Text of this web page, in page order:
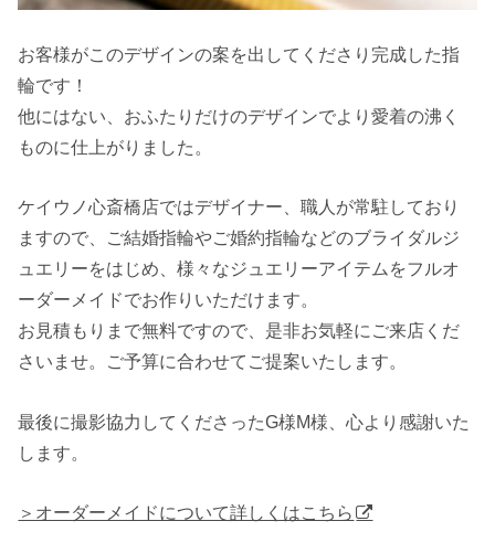
お客様がこのデザインの案を出してくださり完成した指
輪です！
他にはない、おふたりだけのデザインでより愛着の沸く
ものに仕上がりました。
ケイウノ心斎橋店ではデザイナー、職人が常駐しており
ますので、ご結婚指輪やご婚約指輪などのブライダルジ
ュエリーをはじめ、様々なジュエリーアイテムをフルオ
ーダーメイドでお作りいただけます。
お見積もりまで無料ですので、是非お気軽にご来店くだ
さいませ。ご予算に合わせてご提案いたします。
最後に撮影協力してくださったG様M様、心より感謝いた
します。
＞オーダーメイドについて詳しくはこちら